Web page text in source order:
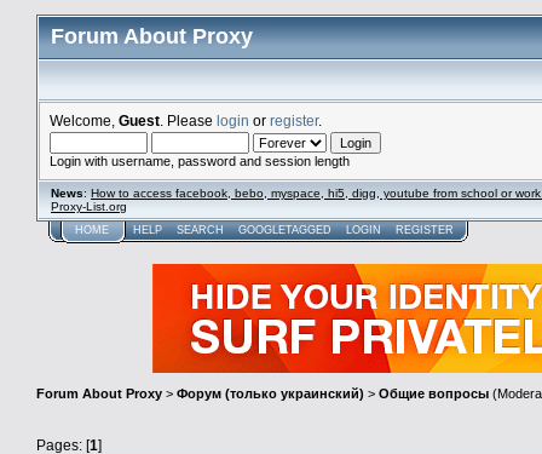
Forum About Proxy
Welcome, Guest . Please login or register.
Login with username, password and session length
News: How to access facebook, bebo, myspace, hi5, digg, youtube from school or
Proxy-List.org
HOME HELP SEARCH GOOGLETAGGED LOGIN REGISTER
Forum About Proxy > Форум (только украинский) > Общие вопросы
Pages: [1]